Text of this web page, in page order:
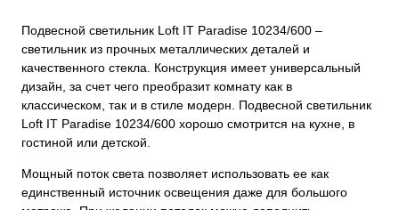
Подвесной светильник Loft IT Paradise 10234/600 –
светильник из прочных металлических деталей и
качественного стекла. Конструкция имеет универсальный
дизайн, за счет чего преобразит комнату как в
классическом, так и в стиле модерн. Подвесной светильник
Loft IT Paradise 10234/600 хорошо смотрится на кухне, в
гостиной или детской.
Мощный поток света позволяет использовать ее как
единственный источник освещения даже для большого